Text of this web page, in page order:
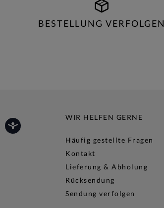
BESTELLUNG VERFOLGEN
WIR HELFEN GERNE
Häufig gestellte Fragen
Kontakt
Lieferung & Abholung
Rücksendung
Sendung verfolgen